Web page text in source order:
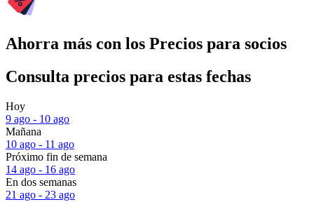
Ahorra más con los Precios para socios
Consulta precios para estas fechas
Hoy
9 ago - 10 ago
Mañana
10 ago - 11 ago
Próximo fin de semana
14 ago - 16 ago
En dos semanas
21 ago - 23 ago